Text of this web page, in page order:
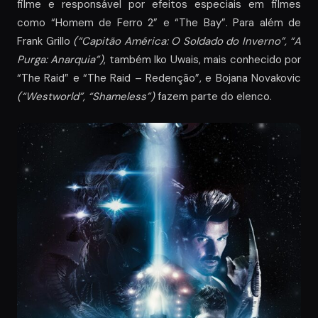
filme e responsável por efeitos especiais em filmes
como “Homem de Ferro 2” e “The Bay”. Para além de
Frank Grillo (“Capitão América: O Soldado do Inverno”, “A
Purga: Anarquia”), também Iko Uwais, mais conhecido por
“The Raid” e “The Raid – Redenção”, e Bojana Novakovic
(“Westworld”, “Shameless”)fazem parte do elenco.